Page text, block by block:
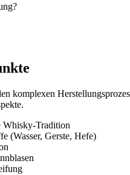
komplexen
Whisky-Tradition
(Wasser, Gerste, Hefe)